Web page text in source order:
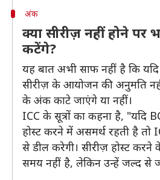
अंक
क्या सीरीज़ नहीं होने
कटेंगे?
यह बात अभी साफ नहीं है कि यदि
सीरीज़ के आयोजन की अनुमति
के अंक काटे जाएंगे या नहीं।
ICC के सूत्रों का कहना है, "यदि
होस्ट करने में असमर्थ रहती है तो
से डील करेगी। सीरीज़ होस्ट करने
समय नहीं है, लेकिन उन्हें जल्द से